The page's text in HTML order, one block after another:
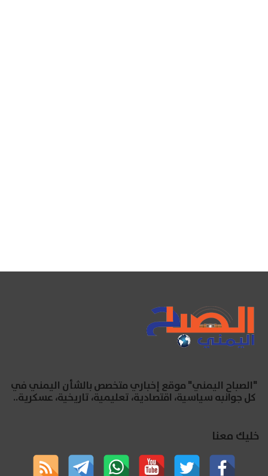
"الصباح اليمني" موقع إخباري متخصص بالشأن اليمني في
كل جوانبه سياسية، اقتصادية، تعليمية، تاريخية، عسكرية..
خليك معنا